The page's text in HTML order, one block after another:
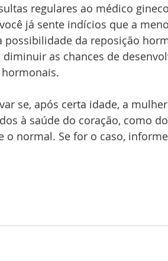
regulares ao médico
já sente indícios que a
da reposição
as chances de
se, após certa idade, a
à saúde do coração, como
o normal. Se for o caso,